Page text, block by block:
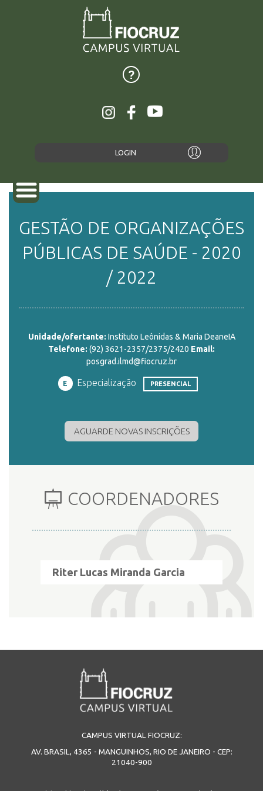
LOGIN
SOBRE
CURSOS
PLATAFORMAS
DOCUMENTOS
GESTÃO DE ORGANIZAÇÕES
PÚBLICAS DE SAÚDE - 2020
/ 2022
Unidade/ofertante: Instituto Leônidas & Maria DeaneIA
Telefone: (92) 3621-2357/2375/2420 Email:
posgrad.ilmd@fiocruz.br
E Especialização PRESENCIAL
AGUARDE NOVAS INSCRIÇÕES
COORDENADORES
Riter Lucas Miranda Garcia
CAMPUS VIRTUAL FIOCRUZ:
AV. BRASIL, 4365 - MANGUINHOS, RIO DE JANEIRO - CEP:
21040-900